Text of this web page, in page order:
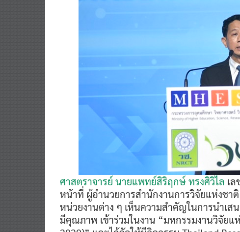
ศาสตราจารย์ นายแพทย์สิริฤกษ์ ทรงศิวิไล เ
หน้าที่ ผู้อำนวยการสำนักงานการวิจัยแห่งชา
หน่วยงานต่าง ๆ เห็นความสำคัญในการนำเส
มีคุณภาพ เข้าร่วมในงาน “มหกรรมงานวิจัยแ